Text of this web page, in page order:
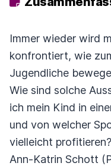
Immer wieder wird
konfrontiert, wie
Jugendliche
Wie sind solche
ich mein Kind in
und von welcher
vielleicht profitieren?
Ann-Katrin Schott